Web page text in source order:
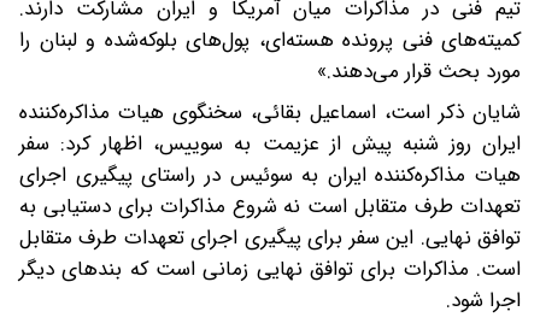
تیم فنی در مذاکرات میان آمریکا و ایران مشارکت دارند.
کمیته‌های فنی پرونده هسته‌ای، پول‌های بلوکه‌شده و لبنان را
مورد بحث قرار می‌دهند.»
شایان ذکر است، اسماعیل بقائی، سخنگوی هیات مذاکره‌کننده
ایران روز شنبه پیش از عزیمت به سوییس، اظهار کرد: سفر
هیات مذاکره‌کننده ایران به سوئیس در راستای پیگیری اجرای
تعهدات طرف متقابل است نه شروع مذاکرات برای دستیابی به
توافق نهایی. این سفر برای پیگیری اجرای تعهدات طرف متقابل
است. مذاکرات برای توافق نهایی زمانی است که بندهای دیگر
اجرا شود.